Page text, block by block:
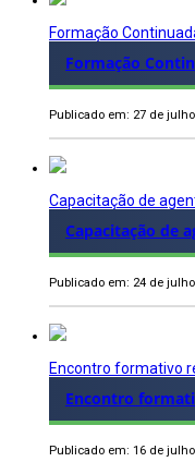
Formação
Formação
Publicado em: 27 de
Capacitação de
Capacitação de
Publicado em: 24 de
Encontro formativo
Encontro
Publicado em: 16 de